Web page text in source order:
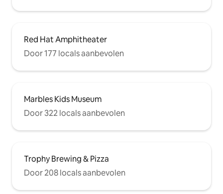
Red Hat Amphitheater
Door 177 locals aanbevolen
Marbles Kids Museum
Door 322 locals aanbevolen
Trophy Brewing & Pizza
Door 208 locals aanbevolen